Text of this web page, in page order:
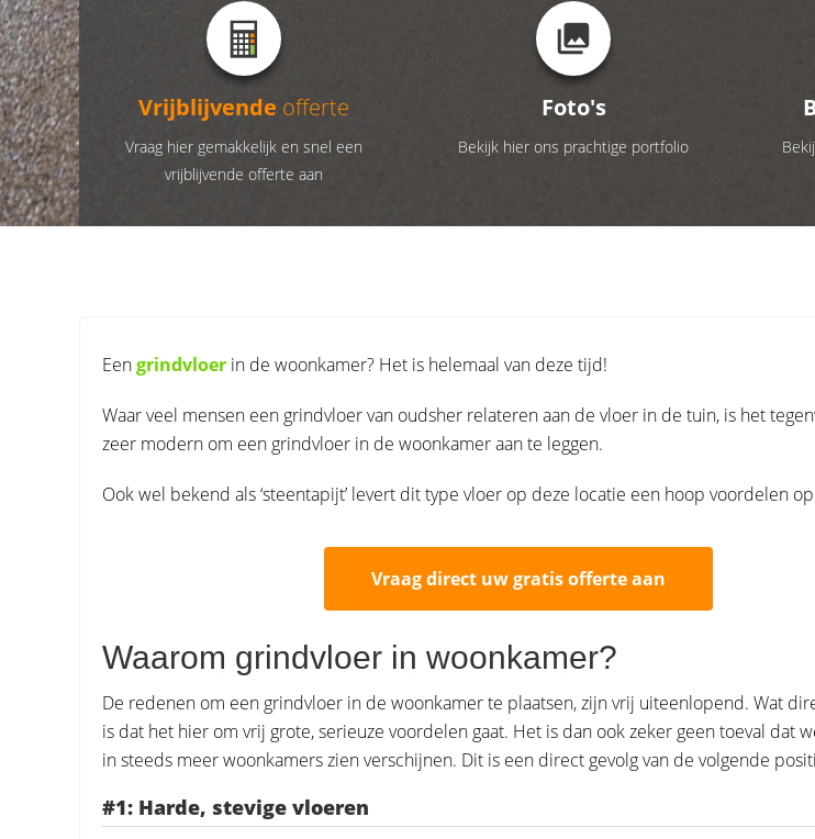
Vrijblijvende offerte
Vraag hier gemakkelijk en snel een
vrijblijvende offerte aan
Foto's
Bekijk hier ons prachtige portfolio
Eengrindvloer in de woonkamer? Het is helemaal van deze tijd!
Waar veel mensen een grindvloer van oudsher relateren aan de vloer in de tuin, is het
zeer modern om een grindvloer in de woonkamer aan te leggen.
Ook wel bekend als ‘steentapijt’ levert dit type vloer op deze locatie een hoop voordelen
Vraag direct uw gratis offerte aan
Waarom grindvloer in woonkamer?
De redenen om een grindvloer in de woonkamer te plaatsen, zijn vrij uiteenlopend. Wat
is dat het hier om vrij grote, serieuze voordelen gaat. Het is dan ook zeker geen toeval dat
in steeds meer woonkamers zien verschijnen. Dit is een direct gevolg van de volgende
#1: Harde, stevige vloeren